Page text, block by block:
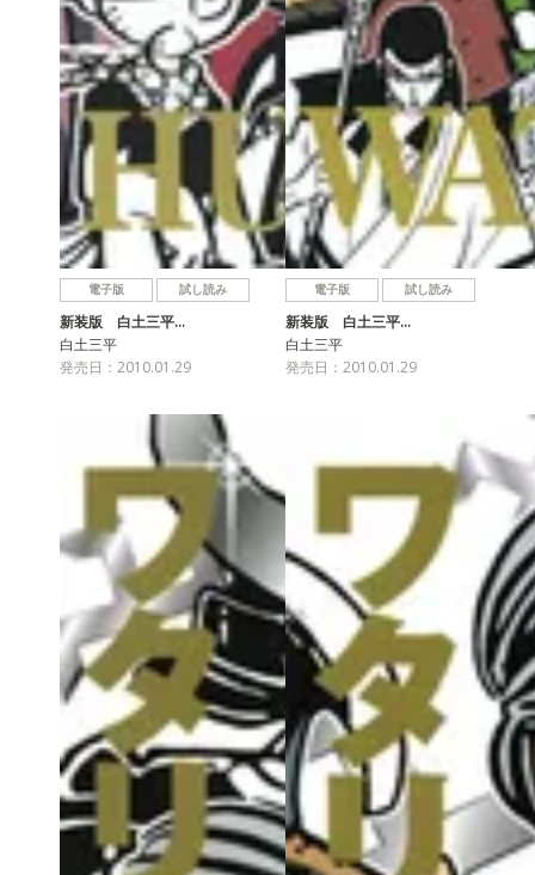
電子版 試し読み
新装版 白土三平…
白土三平
発売日：2010.01.29
電子版 試し読み
新装版 白土三平…
白土三平
発売日：2010.01.29